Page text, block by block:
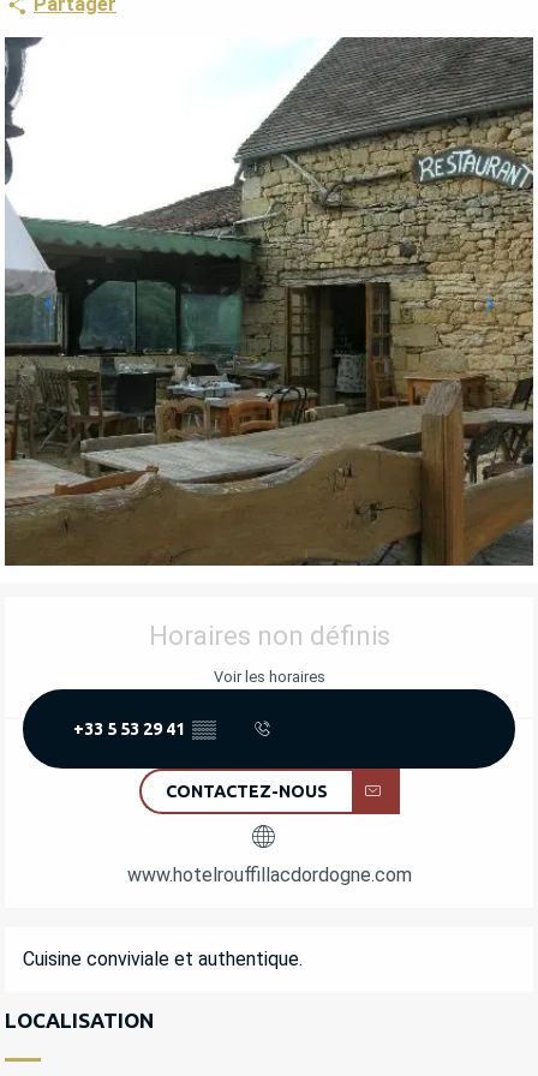
Partager
OUVERTURE ET COORDONNÉES
Horaires non définis
Voir les horaires
+33 5 53 29 41 ▒▒
CONTACTEZ-NOUS
www.hotelrouffillacdordogne.com
DESCRIPTION
Cuisine conviviale et authentique.
LOCALISATION